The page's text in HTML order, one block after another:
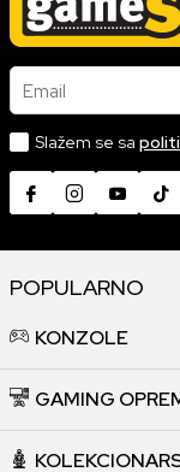
Email
Slažem se sa
POPULARNO
KONZOLE
GAMING